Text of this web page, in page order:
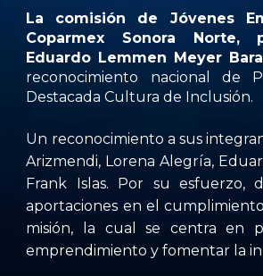
La comisión de Jóvenes
Coparmex Sonora Norte,
Eduardo Lemmen Meyer
reconocimiento nacional de
Destacada Cultura de Inclusión.
Un reconocimiento a sus
Arizmendi, Lorena Alegría,
Frank Islas. Por su esfuerzo,
aportaciones en el
misión, la cual se centra en
emprendimiento y fomentar la